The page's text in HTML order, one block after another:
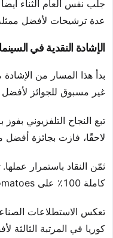
جلب نفس العام الثناء
عدة ترشيحات لأفضل
الإشادة النقدية في
بدأ هذا المسار من
غير مسبوق للجوائز لأفضل
تبع النجاح التلفزيوني
لاحقًا، فازت بجائزة أفضل
ثمّن النقاد باستمرار عملها.
كاملة 100٪ على Rotten Tomatoes.
تعكس الاستطلاعات
كوريا في المرتبة الثالثة